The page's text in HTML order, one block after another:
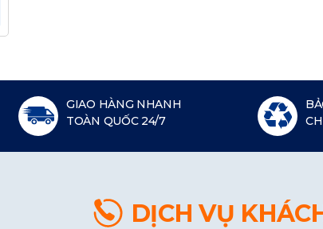
GIAO HÀNG NHANH
TOÀN QUỐC 24/7
DỊCH VỤ